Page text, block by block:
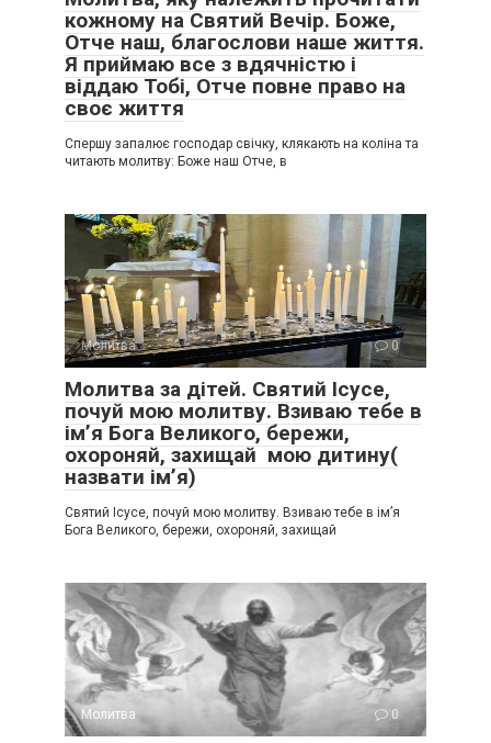
кожному на Святий Вечір. Боже,
Отче наш, благослови наше життя.
Я приймаю все з вдячністю і
віддаю Тобі, Отче повне право на
своє життя
Спершу запалює господар свічку, клякають на коліна та
читають молитву: Боже наш Отче, в
Молитва 0
Молитва за дітей. Святий Ісусе,
почуй мою молитву. Взиваю тебе в
імʼя Бога Великого, бережи,
охороняй, захищай мою дитину(
назвати імʼя)
Святий Ісусе, почуй мою молитву. Взиваю тебе в імʼя
Бога Великого, бережи, охороняй, захищай
Молитва 0